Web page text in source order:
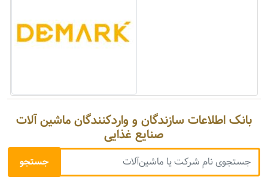
بانک اطلاعات سازندگان و واردکنندگان ماشین آلات
صنایع غذایی